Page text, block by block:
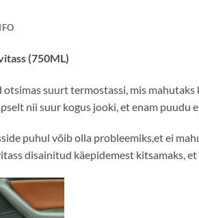
(750ML)
suurt termostassi, mis
nii suur kogus jooki, et enam puudu
puhul võib olla probleemiks,et ei
disainitud käepidemest kitsamaks,